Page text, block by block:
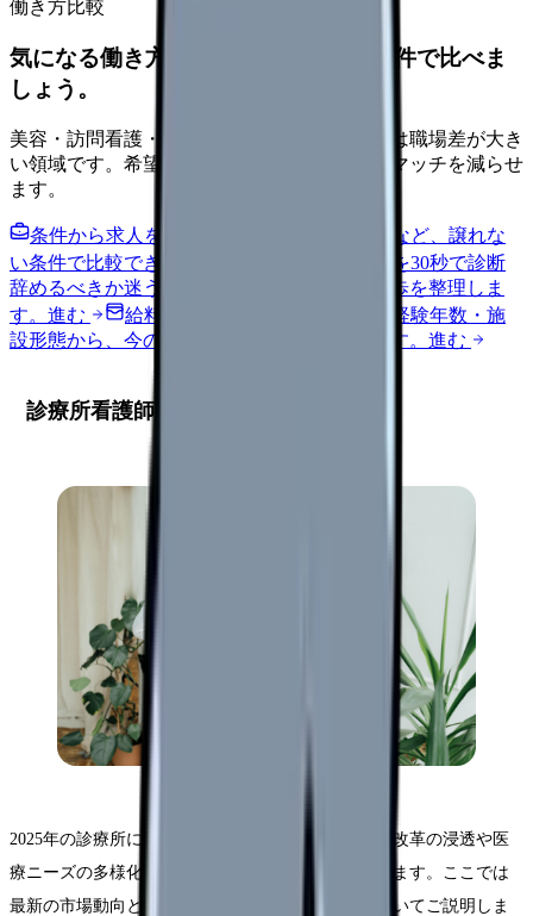
働き方比較
気になる働き方を、求人を見る前に条件で比べま
しょう。
美容・訪問看護・クリニック・夜勤なしなどは職場差が大き
い領域です。希望条件を先に整理するとミスマッチを減らせ
ます。
条件から求人を見る
夜勤回数・残業・通勤など、譲れな
い条件で比較できます。
職場の悩みを30秒で診断
辞めるべきか迷う前に、悩みの種類と次の一歩を整理しま
す。 進む 給料コンパスで比較する
地域・経験年数・施
設形態から、今の給料の現在地を確認できます。 進む
診療所看護師求人の最新市場動向
2025年の診療所における看護師求人市場は、働き方改革の浸透や医
療ニーズの多様化を背景に、大きな変化を見せています。ここでは
最新の市場動向と、それに伴う求人傾向の変化についてご説明しま